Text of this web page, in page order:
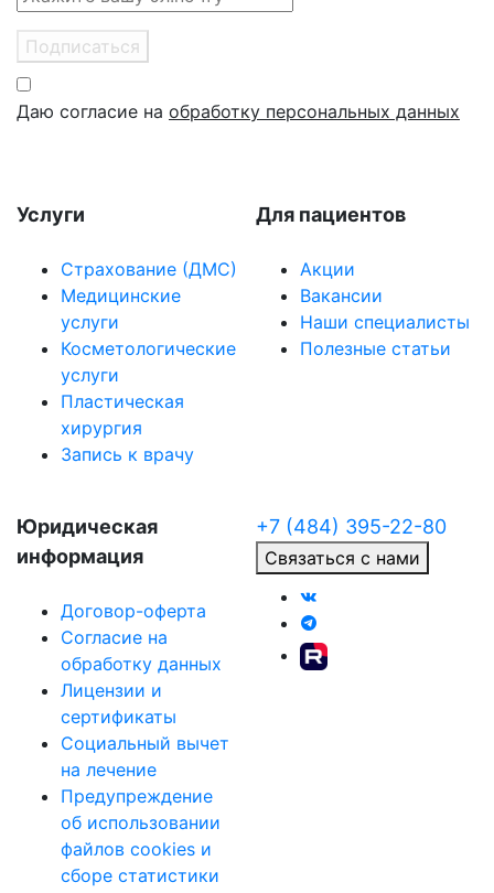
Подписаться
Даю согласие на обработку персональных данных
Услуги
Страхование (ДМС)
Медицинские
услуги
Косметологические
услуги
Пластическая
хирургия
Запись к врачу
Для пациентов
Акции
Вакансии
Наши специалисты
Полезные статьи
Юридическая
информация
Договор-оферта
Согласие на
обработку данных
Лицензии и
сертификаты
Социальный вычет
на лечение
Предупреждение
об использовании
файлов cookies и
сборе статистики
+7 (484) 395-22-80
Связаться с нами